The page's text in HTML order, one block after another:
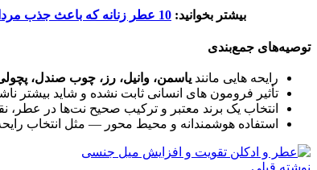
بیشتر بخوانید: 10 عطر زنانه که باعث جذب مردان میشود
توصیه‌های جمع‌بندی
رایحه‌ هایی مانند یاسمن، وانیل، رز، چوب صندل،
تأثیر فرومون‌ های انسانی ثابت نشده و شاید بیشتر
انتخاب یک برند معتبر و ترکیب صحیح نت‌ها در عطر،
استفاده هوشمندانه و محیط‌ محور — مثل انتخاب